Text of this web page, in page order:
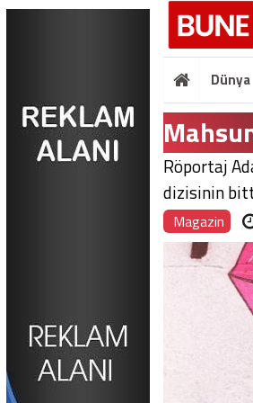
Dünya
Röportaj
dizisinin
Magazin